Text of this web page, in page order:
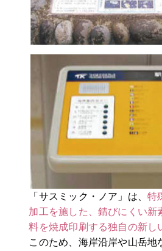
「サスミック・ノア」は、 特
加工を施した、錆びにくい新
料を焼成印刷する独自の新し
このため、海岸沿岸や山岳